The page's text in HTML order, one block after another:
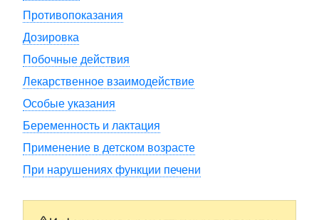
Противопоказания
Дозировка
Побочные действия
Лекарственное взаимодействие
Особые указания
Беременность и лактация
Применение в детском возрасте
При нарушениях функции печени